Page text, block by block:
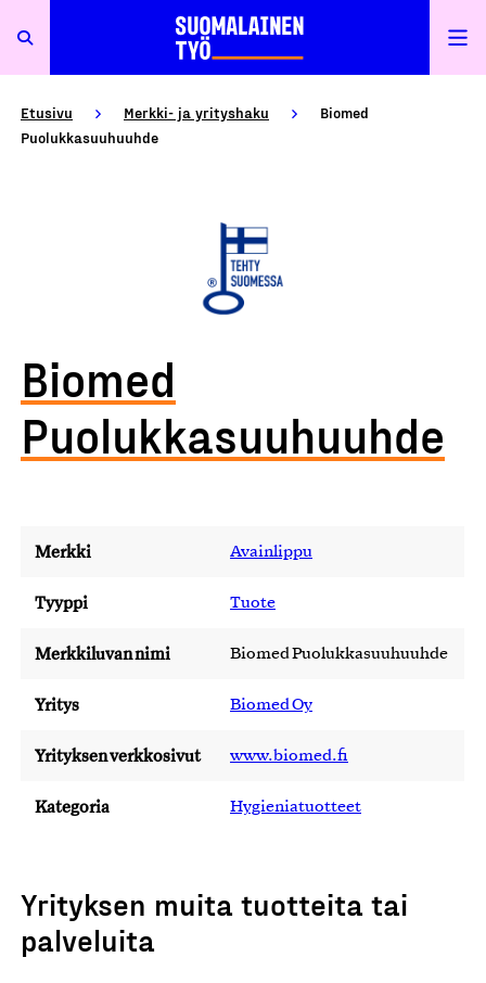
Etusivu Merkki- ja yrityshaku
Biomed
Puolukkasuuhuuhde
Biomed
Puolukkasuuhuuhde
Merkki Avainlippu
Tyyppi Tuote
Merkkiluvan nimi Biomed Puolukkasuuhuuhde
Yritys Biomed Oy
Yrityksen verkkosivut www.biomed.fi
Kategoria Hygieniatuotteet
Yrityksen muita tuotteita tai
palveluita